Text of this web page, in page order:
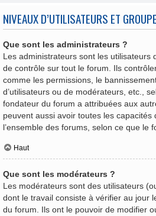
NIVEAUX D’UTILISATEURS ET
Que sont les administrateurs ?
Les administrateurs sont les utilisateurs
de contrôle sur tout le forum. Ils
comme les permissions, le
d’utilisateurs ou de modérateurs, etc.,
fondateur du forum a attribuées aux
peuvent aussi avoir toutes les capacités
l’ensemble des forums, selon ce que le
Haut
Que sont les modérateurs ?
Les modérateurs sont des utilisateurs
dont le travail consiste à vérifier au jour
du forum. Ils ont le pouvoir de modifier